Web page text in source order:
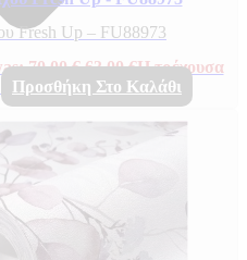
Fresh Up – FU88973
70,00 €.63,00€Η τρέχουσα
Προσθήκη Στο Καλάθι